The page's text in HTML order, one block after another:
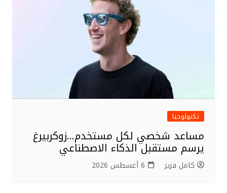
تكنولوجيا
مساعد شخصي لكل مستخدم…زوكربيرغ
يرسم مستقبل الذكاء الاصطناعي
كامل فزيز 6 أغسطس 2026